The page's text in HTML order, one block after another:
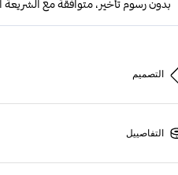
التصميم
التفاصييل